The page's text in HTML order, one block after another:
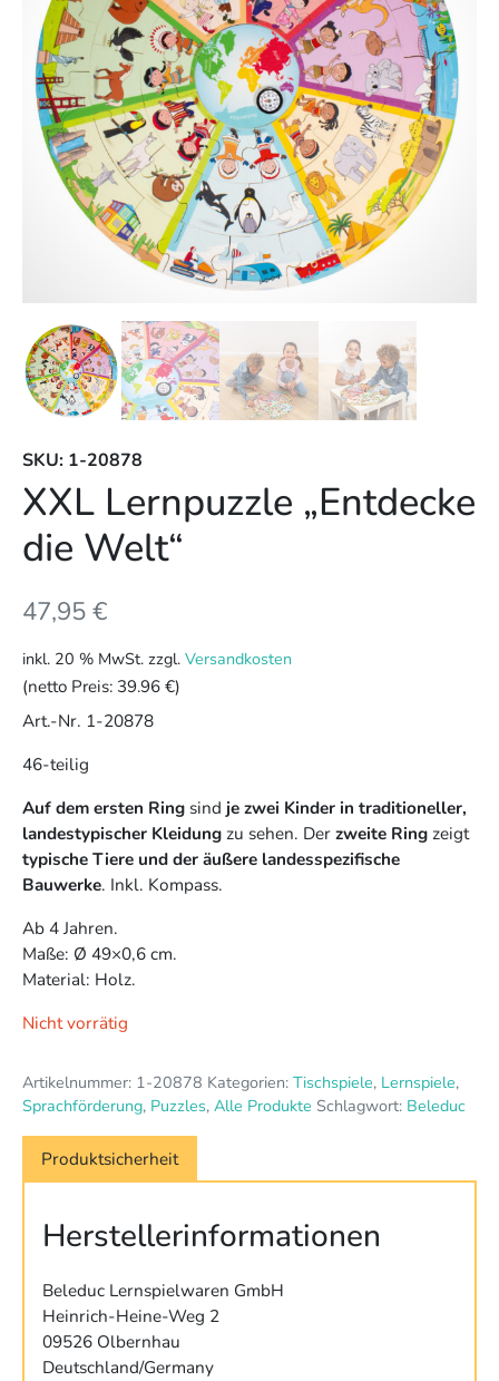
SKU: 1-20878
XXL Lernpuzzle „Entdecke
die Welt“
47,95€
inkl. 20 % MwSt. zzgl. Versandkosten
(netto Preis: 39.96 €)
Art.-Nr. 1-20878
46-teilig
Auf dem ersten Ring sind je zwei Kinder in traditioneller,
landestypischer Kleidungzu sehen. Derzweite Ringzeigt
typische Tiere und der äußere landesspezifische
Bauwerke. Inkl. Kompass.
Ab 4 Jahren.
Maße: Ø 49×0,6 cm.
Material: Holz.
Nicht vorrätig
Artikelnummer: 1-20878 Kategorien: Tischspiele, Lernspiele,
Sprachförderung, Puzzles, Alle Produkte Schlagwort: Beleduc
Produktsicherheit
Herstellerinformationen
Beleduc Lernspielwaren GmbH
Heinrich-Heine-Weg 2
09526 Olbernhau
Deutschland/Germany